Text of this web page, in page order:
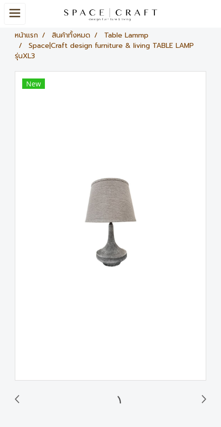
หน้าแรก สินค้าทั้งหมด
Table Lammp
Space|Craft design furniture & living TABLE LAMP
รุ่นXL3
New